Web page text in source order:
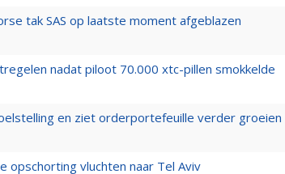
tak SAS op laatste moment afgeblazen
nadat piloot 70.000 xtc-pillen smokkelde
en ziet orderportefeuille verder groeien
opschorting vluchten naar Tel Aviv